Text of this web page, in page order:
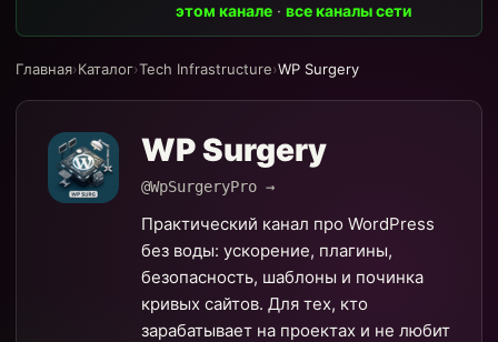
этом канале ·все каналы сети
Главная›Каталог›Tech Infrastructure›WP Surgery
WP Surgery
@WpSurgeryPro →
Практический канал про WordPress
без воды: ускорение, плагины,
безопасность, шаблоны и починка
кривых сайтов. Для тех, кто
зарабатывает на проектах и не любит